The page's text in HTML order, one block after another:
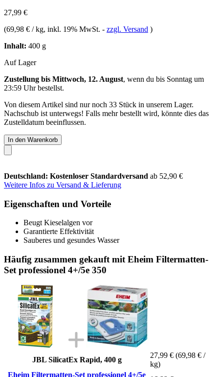
27,99 €
(69,98 € / kg, inkl. 19% MwSt. - zzgl. Versand )
Inhalt: 400 g
Auf Lager
Zustellung bis Mittwoch, 12. August, wenn du bis Sonntag um
23:59 Uhrbestellst.
Von diesem Artikel sind nur noch 33 Stück in unserem Lager.
Nachschub ist unterwegs! Falls mehr bestellt wird, könnte dies das
Zustelldatum beeinflussen.
In den Warenkorb
Deutschland: Kostenloser Standardversand ab 52,90 €
Weitere Infos zu Versand & Lieferung
Eigenschaften und Vorteile
Beugt Kieselalgen vor
Garantierte Effektivität
Sauberes und gesundes Wasser
Häufig zusammen gekauft mit Eheim Filtermatten-
Set professionel 4+/5e 350
JBL SilicatEx Rapid, 400 g
27,99 € (69,98 € /
kg)
Eheim Filtermatten-Set professionel 4+/5e